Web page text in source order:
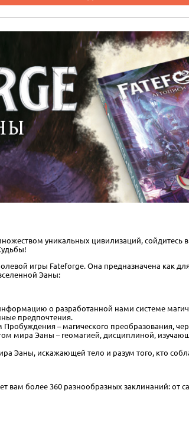
уникальных цивилизаций, сойдитесь
игры Fateforge. Она предназначена как
Эаны:
о разработанной нами системе
предпочтения.
– магического преобразования,
мира Эаны – геомагией, дисциплиной,
Эаны, искажающей тело и разум того, кто
вам более 360 разнообразных заклинаний: